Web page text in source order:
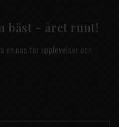
bäst - året runt!
en oas för upplevelser och